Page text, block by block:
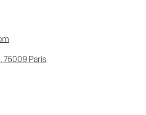
75009 Paris